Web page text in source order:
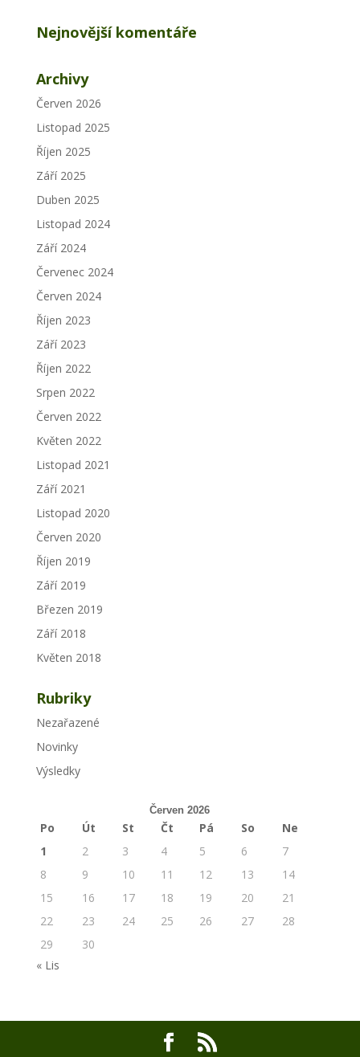
Nejnovější komentáře
Archivy
Červen 2026
Listopad 2025
Říjen 2025
Září 2025
Duben 2025
Listopad 2024
Září 2024
Červenec 2024
Červen 2024
Říjen 2023
Září 2023
Říjen 2022
Srpen 2022
Červen 2022
Květen 2022
Listopad 2021
Září 2021
Listopad 2020
Červen 2020
Říjen 2019
Září 2019
Březen 2019
Září 2018
Květen 2018
Rubriky
Nezařazené
Novinky
Výsledky
Červen 2026
Po Út St Čt Pá So
Ne
1
2 3 4 5 6
7
8
9 10 11 12 13
14
15
16 17 18 19 20
21
22
23 24 25 26 27
28
29
30
« Lis